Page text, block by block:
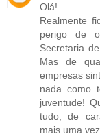
Olá!
Realmente
perigo de
Secretaria
Mas de
empresas
nada como
juventude!
tudo, de
mais uma